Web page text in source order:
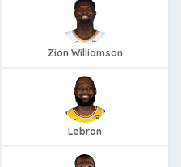
Zion Williamson
Lebron